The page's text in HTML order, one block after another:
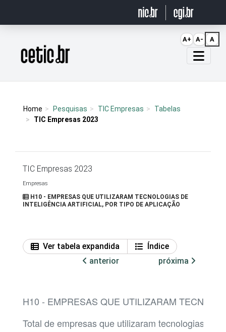
Página inicial
Home Pesquisas TIC Empresas
Tabelas
TIC Empresas 2023
TIC Empresas 2023
Empresas
H10 - EMPRESAS QUE UTILIZARAM TECNOLOGIAS DE
INTELIGÊNCIA ARTIFICIAL, POR TIPO DE APLICAÇÃO
Ver tabela expandida
Índice
anterior
próxima
H10 - EMPRESAS QUE UTILIZARAM
Total de empresas que utilizaram tecnologias de
A+ A- A